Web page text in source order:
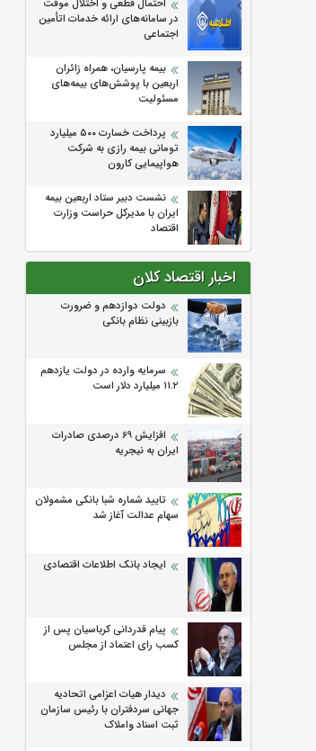
احتمال قطعی و اختلال موقت
در سامانه‌های ارائه خدمات اتأمین
اجتماعی
بیمه پارسیان، همراه زائران
اربعین با پوشش‌های بیمه‌های
مسئولیت
پرداخت خسارت ۵۰۰ میلیارد
تومانی بیمه رازی به شرکت
هواپیمایی کارون
نشست دبیر ستاد اربعین بیمه
ایران با مدیرکل حراست وزارت
اقتصاد
اخبار اقتصاد کلان
دولت دوازدهم و ضرورت
بازبینی نظام بانکی
سرمایه وارده در دولت یازدهم
۱۱.۲ میلیارد دلار است
افزایش 69 درصدی صادرات
ایران به نیجریه
تایید شماره شبا بانکی مشمولان
سهام عدالت آغاز شد
ایجاد بانک اطلاعات اقتصادی
پیام قدردانی کرباسیان پس از
کسب رای اعتماد از مجلس
دیدار هیات اعزامی اتحادیه
جهانی سردفتران با رئیس سازمان
ثبت اسناد واملاک